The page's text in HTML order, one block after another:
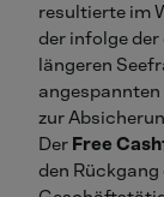
resultierte im
der infolge
längeren
zur
Der Free
den